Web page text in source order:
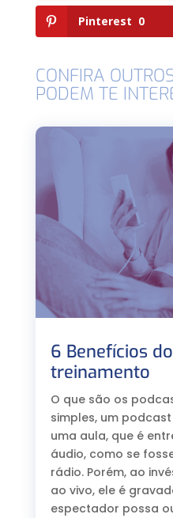
Pinterest 0
CONFIRA
PODEM TE
6 Benefícios
treinamento
O que são os
simples, um
uma aula, que é
áudio, como se
rádio. Porém, ao
ao vivo, ele é
espectador possa